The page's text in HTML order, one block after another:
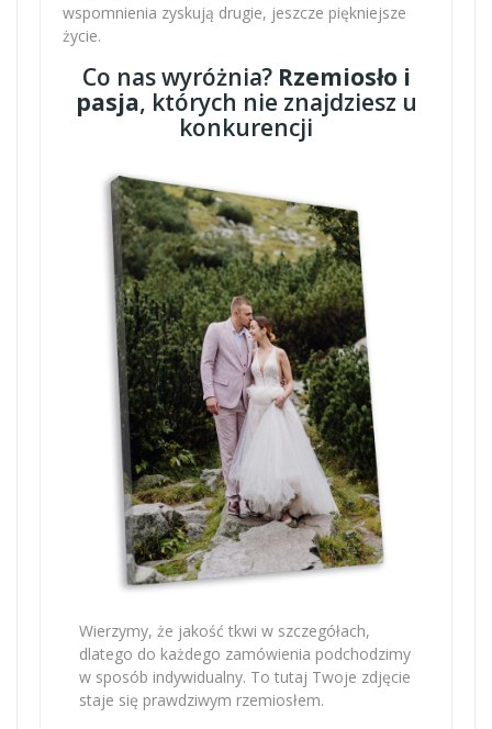
wspomnienia zyskują drugie, jeszcze piękniejsze
życie.
Co nas wyróżnia? Rzemiosło i
pasja, których nie znajdziesz u
konkurencji
Wierzymy, że jakość tkwi w szczegółach,
dlatego do każdego zamówienia podchodzimy
w sposób indywidualny. To tutaj Twoje zdjęcie
staje się prawdziwym rzemiosłem.